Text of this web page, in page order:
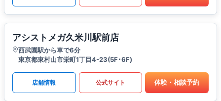
アシストメガ久米川駅前店
西武園駅から車で6分
東京都東村山市栄町1丁目4-23(5F･6F)
店舗情報 公式サイト 体験・相談予約